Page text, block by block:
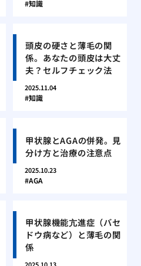
知識
頭皮の硬さと薄毛の関
係。あなたの頭皮は大丈
夫？セルフチェック法
2025.11.04
知識
甲状腺とAGAの併発。見
分け方と治療の注意点
2025.10.23
AGA
甲状腺機能亢進症（バセ
ドウ病など）と薄毛の関
係